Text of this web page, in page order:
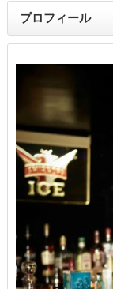
プロフィール